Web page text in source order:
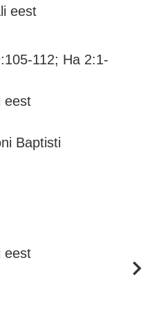
eest
112; Ha 2:1-
eest
Baptisti
eest